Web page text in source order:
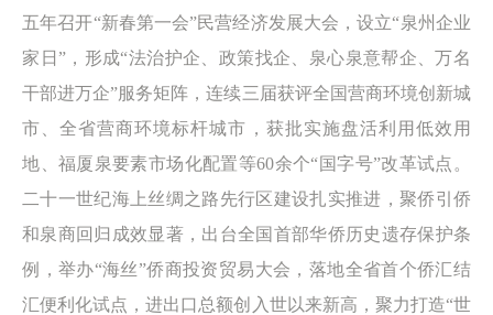
五年召开“新春第一会”民营经济发展大会，设立“泉州企业
家日”，形成“法治护企、政策找企、泉心泉意帮企、万名
干部进万企”服务矩阵，连续三届获评全国营商环境创新城
市、全省营商环境标杆城市，获批实施盘活利用低效用
地、福厦泉要素市场化配置等60余个“国字号”改革试点。
二十一世纪海上丝绸之路先行区建设扎实推进，聚侨引侨
和泉商回归成效显著，出台全国首部华侨历史遗存保护条
例，举办“海丝”侨商投资贸易大会，落地全省首个侨汇结
汇便利化试点，进出口总额创入世以来新高，聚力打造“世